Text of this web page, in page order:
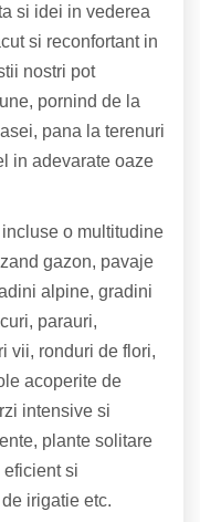
si idei in vederea
si reconfortant in
nostri pot
pornind de la
pana la terenuri
in adevarate oaze
o multitudine
gazon, pavaje
alpine, gradini
parauri,
vii, ronduri de flori,
acoperite de
intensive si
plante solitare
si
irigatie etc.